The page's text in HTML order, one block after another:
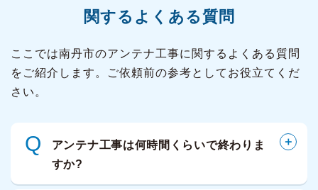
関するよくある質問
ここでは南丹市のアンテナ工事に関するよくある質問
をご紹介します。ご依頼前の参考としてお役立てくだ
さい。
Q
アンテナ工事は何時間くらいで終わりま
すか?